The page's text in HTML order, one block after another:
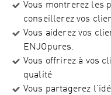
Vous montrerez les
conseillerez vos
Vous aiderez vos
ENJOpures.
Vous offrirez à vos
qualité
Vous partagerez